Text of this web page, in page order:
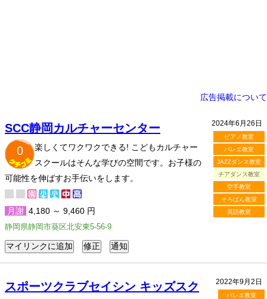
広告掲載について
2024年6月26日
ピアノ教室
バレエ教室
JAZZダンス教室
チアダンス教室
空手教室
そろばん教室
英語教室
SCC静岡カルチャーセンター
0
楽しくてワクワクできる! こどもカルチャー
スクールはそんな学びの空間です。お子様の
可能性を伸ばすお手伝いをします。
月謝 4,180 ～ 9,460 円
静岡県静岡市葵区北安東5-56-9
2022年9月2日
バレエ教室
スポーツクラブセイシン キッズスク